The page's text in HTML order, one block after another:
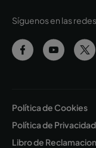
Síguenos en las
Política de Cookies
Política de Privacidad
Libro de